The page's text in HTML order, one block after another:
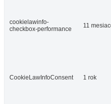
cookielawinfo-
checkbox-performance
11
CookieLawInfoConsent 1 rok